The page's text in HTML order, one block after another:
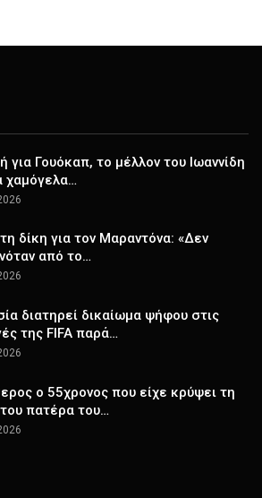
για Γουόκαπ, το μέλλον του Ιωαννίδη
χαμόγελα…
δίκη για τον Μαραντόνα: «Δεν
από το…
διατηρεί δικαίωμα ψήφου στις
της FIFA παρά…
ο 55χρονος που είχε κρύψει τη
πατέρα του…